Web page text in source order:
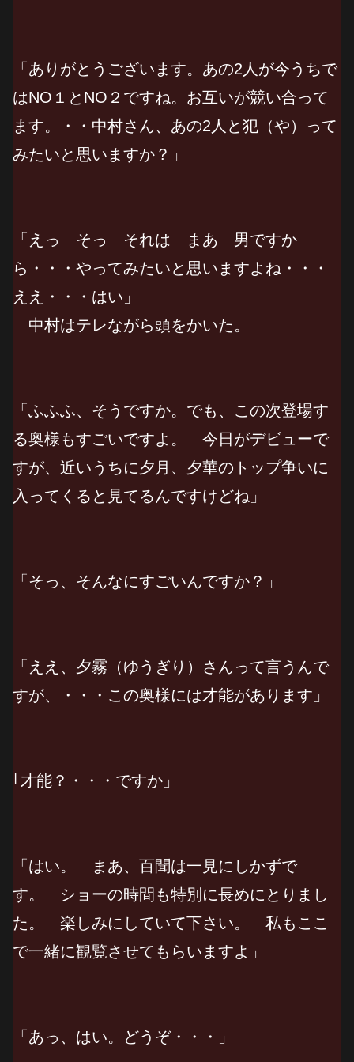
「ありがとうございます。あの2人が今うちで
はNO１とNO２ですね。お互いが競い合って
ます。・・中村さん、あの2人と犯（や）って
みたいと思いますか？」
「えっ そっ それは まあ 男ですか
ら・・・やってみたいと思いますよね・・・
ええ・・・はい」
中村はテレながら頭をかいた。
「ふふふ、そうですか。でも、この次登場す
る奥様もすごいですよ。 今日がデビューで
すが、近いうちに夕月、夕華のトップ争いに
入ってくると見てるんですけどね」
「そっ、そんなにすごいんですか？」
「ええ、夕霧（ゆうぎり）さんって言うんで
すが、・・・この奥様には才能があります」
｢才能？・・・ですか」
「はい。 まあ、百聞は一見にしかずで
す。 ショーの時間も特別に長めにとりまし
た。 楽しみにしていて下さい。 私もここ
で一緒に観覧させてもらいますよ」
「あっ、はい。どうぞ・・・」